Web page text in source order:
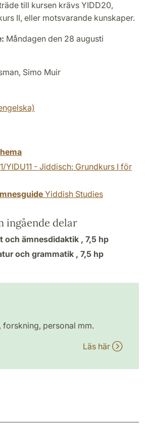
till kursen krävs YIDD20,
II, eller motsvarande kunskaper.
Måndagen den 28 augusti
Simo Muir
YIDU11 - Jiddisch: Grundkurs I för
Yiddish Studies
ingående delar
och ämnesdidaktik , 7,5 hp
och grammatik , 7,5 hp
forskning, personal mm.
Läs här